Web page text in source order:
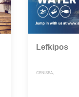
Lefkipos
GENISEA,